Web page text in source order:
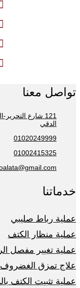
تواصل معنا
121 شارع
الدقي
01020249999
01002415325
خدماتنا
عملية رباط صليبي
عملية منظار الكتف
عملية تغيير مفصل
علاج تمزق
عملية تثبيت الكتف